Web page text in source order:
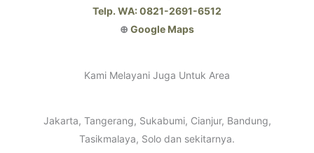
Telp. WA: 0821-2691-6512
⊕ Google Maps
Kami Melayani Juga Untuk Area
Jakarta, Tangerang, Sukabumi, Cianjur, Bandung,
Tasikmalaya, Solo dan sekitarnya.